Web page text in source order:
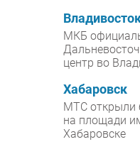
Проекты
IT класс
Каталог
МКБ
центр во
Хабаровск
МТС открыли
на площади
Хабаровске